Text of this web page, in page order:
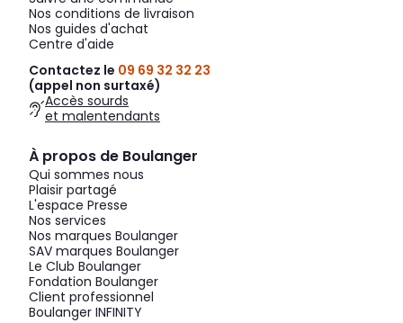
Nos conditions de livraison
Nos guides d'achat
Centre d'aide
Contactez le 09 69 32 32 23
(appel non surtaxé)
Accès sourds
et malentendants
À propos de Boulanger
Qui sommes nous
Plaisir partagé
L'espace Presse
Nos services
Nos marques Boulanger
SAV marques Boulanger
Le Club Boulanger
Fondation Boulanger
Client professionnel
Boulanger INFINITY